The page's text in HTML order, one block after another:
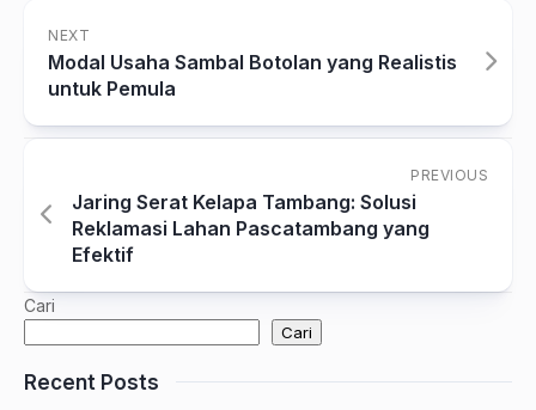
NEXT
Modal Usaha Sambal Botolan yang Realistis
untuk Pemula
PREVIOUS
Jaring Serat Kelapa Tambang: Solusi
Reklamasi Lahan Pascatambang yang
Efektif
Cari
Cari
Recent Posts